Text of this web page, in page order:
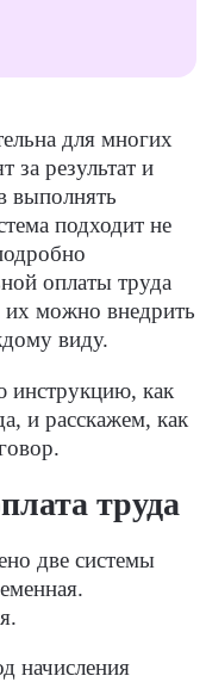
для многих
за результат и
выполнять
подходит не
оплаты труда
их можно внедрить
виду.
инструкцию, как
и расскажем, как
труда
две системы
начисления